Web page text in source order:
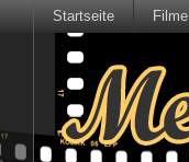
Startseite Filme